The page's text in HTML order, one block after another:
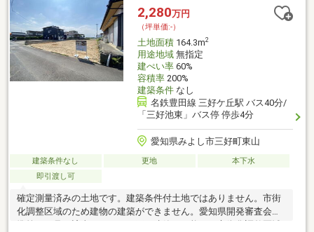
開発許可に基づいて施行された擁壁となります。 開発許可番
号：２８西建第４４－７０号（平成２９年３月９日） 完了検査
済番号：２８西建第４４－７０号（平成２９年９月２９日）
2,280万円
（坪単価:-）
土地面積164.3m2
用途地域無指定
建ぺい率60%
容積率200%
建築条件なし
名鉄豊田線 三好ケ丘駅 バス40分/
「三好池東」バス停 停歩4分
愛知県みよし市三好町東山
建築条件なし 更地
本下水
即引渡し可
確定測量済みの土地です。建築条件付土地ではありません。市街
化調整区域のため建物の建築ができません。愛知県開発審査会基